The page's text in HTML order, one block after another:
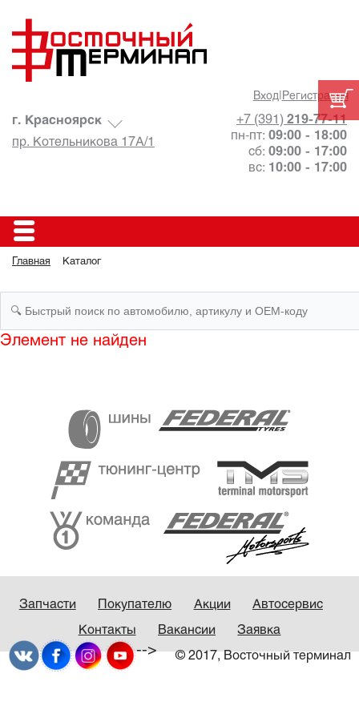
Вход| Регистрация
+7 (391) 219-77-11
пн-пт: 09:00 - 18:00
сб: 09:00 - 17:00
вс: 10:00 - 17:00
г. Красноярск
пр. Котельникова 17А/1
Главная Каталог
Элемент не найден
Запчасти Покупателю Акции Автосервис
Контакты Вакансии Заявка
© 2017, Восточный терминал
-->